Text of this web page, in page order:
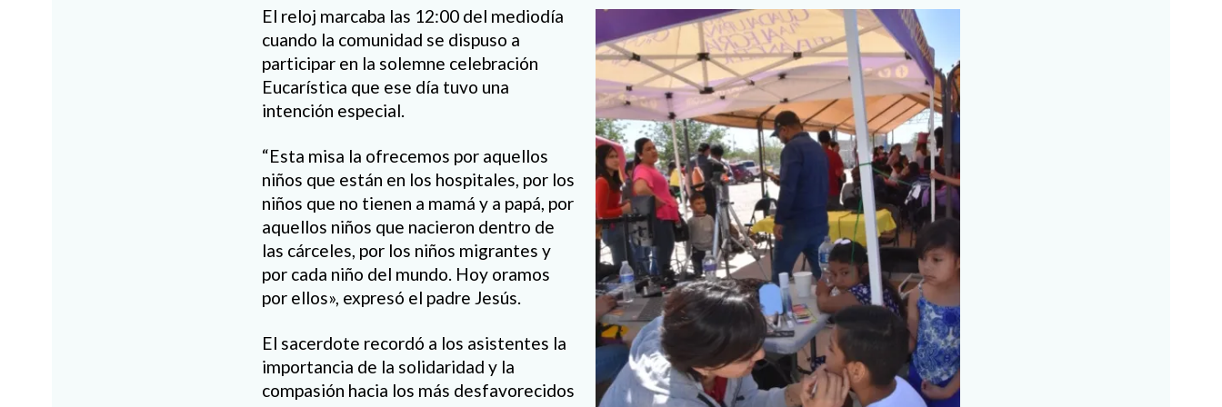
El reloj marcaba las 12:00 del mediodía
cuando la comunidad se dispuso a
participar en la solemne celebración
Eucarística que ese día tuvo una
intención especial.
“Esta misa la ofrecemos por aquellos
niños que están en los hospitales, por los
niños que no tienen a mamá y a papá, por
aquellos niños que nacieron dentro de
las cárceles, por los niños migrantes y
por cada niño del mundo. Hoy oramos
por ellos», expresó el padre Jesús.
El sacerdote recordó a los asistentes la
importancia de la solidaridad y la
compasión hacia los más desfavorecidos